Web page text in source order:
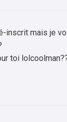
inscrit mais je
toi